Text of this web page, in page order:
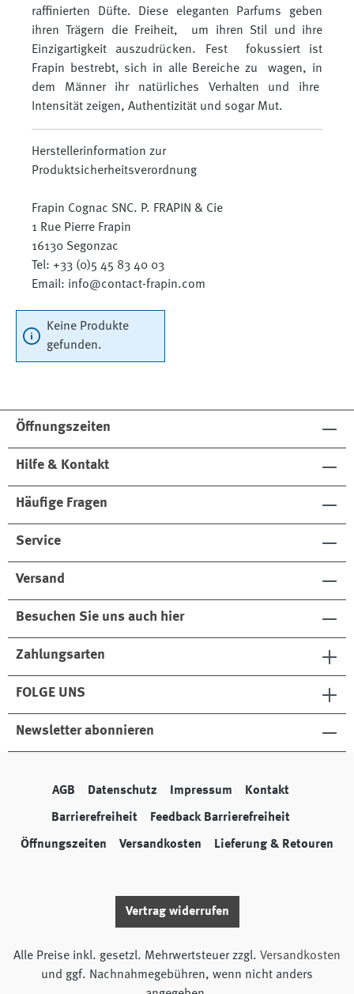
raffinierten Düfte. Diese eleganten Parfums geben
ihren Trägern die Freiheit, um ihren Stil und ihre
Einzigartigkeit auszudrücken. Fest fokussiert ist
Frapin bestrebt, sich in alle Bereiche zu wagen, in
dem Männer ihr natürliches Verhalten und ihre
Intensität zeigen, Authentizität und sogar Mut.
Herstellerinformation zur
Produktsicherheitsverordnung
Frapin Cognac SNC. P. FRAPIN & Cie
1 Rue Pierre Frapin
16130 Segonzac
Tel: +33 (0)5 45 83 40 03
Email: info@contact-frapin.com
Keine Produkte
gefunden.
Öffnungszeiten
Hilfe & Kontakt
Häufige Fragen
Service
Versand
Besuchen Sie uns auch hier
Zahlungsarten
FOLGE UNS
Newsletter abonnieren
AGB Datenschutz Impressum Kontakt
Barrierefreiheit Feedback Barrierefreiheit
Öffnungszeiten Versandkosten Lieferung & Retouren
Vertrag widerrufen
Alle Preise inkl. gesetzl. Mehrwertsteuer zzgl. Versandkosten
und ggf. Nachnahmegebühren, wenn nicht anders